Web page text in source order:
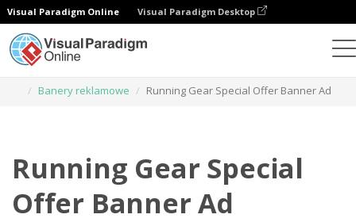
Visual Paradigm Online Visual Paradigm Desktop
Banery reklamowe
Running Gear Special Offer Banner Ad
Running Gear Special
Offer Banner Ad